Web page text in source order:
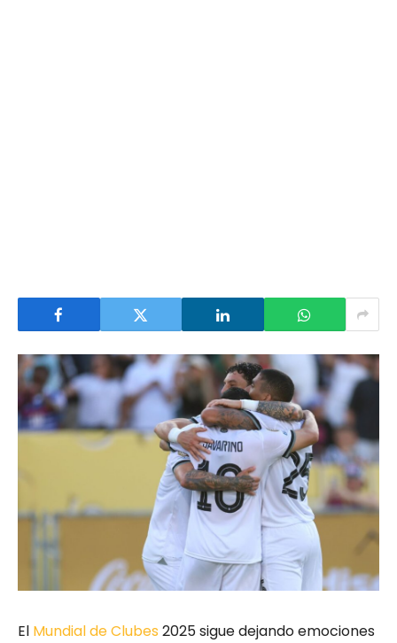
El Mundial de Clubes 2025 sigue dejando emociones